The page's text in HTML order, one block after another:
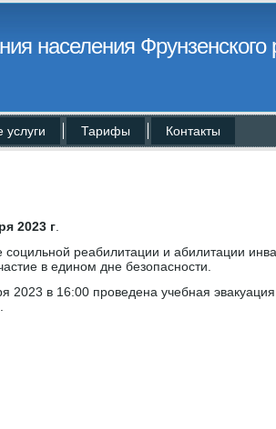
населения
Тарифы Контакты
2023 г
социльной реабилитации и абилитации
в едином дне безопасности.
2023 в 16:00 проведена учебная